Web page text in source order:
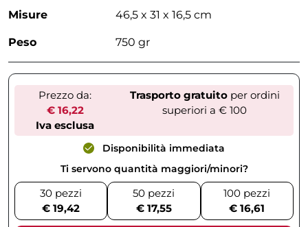
Misure 46,5 x 31 x 16,5 cm
Peso 750 gr
Prezzo da:
€ 16,22
Iva esclusa
Trasporto gratuitoper ordini
superiori a € 100
Disponibilità immediata
Ti servono quantità maggiori/minori?
30 pezzi
€ 19,42
50 pezzi
€ 17,55
100 pezzi
€ 16,61